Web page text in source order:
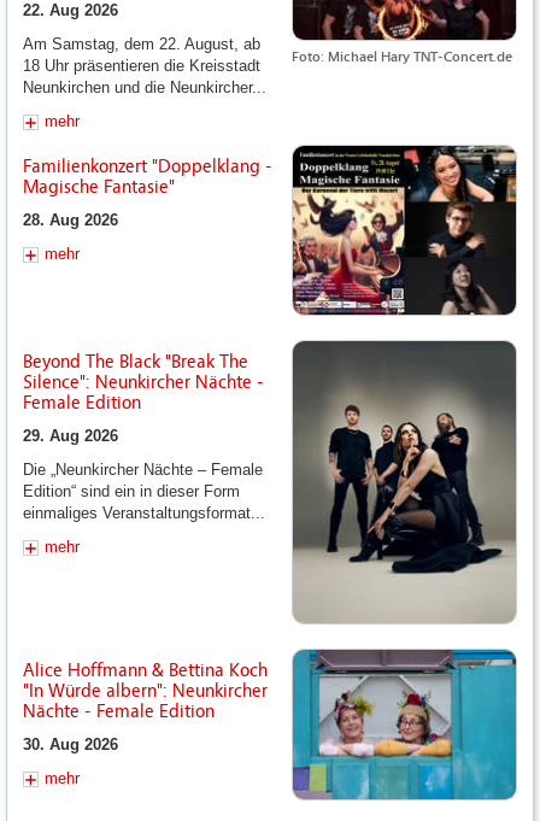
Foto: Michael Hary TNT-Concert.de
22. Aug 2026
Am Samstag, dem 22. August, ab
18 Uhr präsentieren die Kreisstadt
Neunkirchen und die Neunkircher...
mehr
Familienkonzert "Doppelklang -
Magische Fantasie"
28. Aug 2026
mehr
Beyond The Black "Break The
Silence": Neunkircher Nächte -
Female Edition
29. Aug 2026
Die „Neunkircher Nächte – Female
Edition“ sind ein in dieser Form
einmaliges Veranstaltungsformat...
mehr
Alice Hoffmann & Bettina Koch
"In Würde albern": Neunkircher
Nächte - Female Edition
30. Aug 2026
mehr